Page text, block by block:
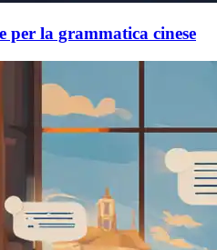
per la grammatica cinese